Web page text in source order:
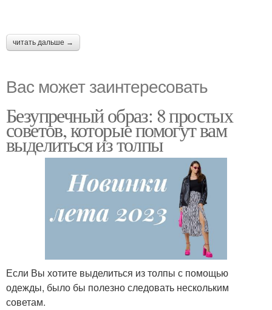
читать дальше →
Вас может заинтересовать
Безупречный образ: 8 простых
советов, которые помогут вам
выделиться из толпы
Если Вы хотите выделиться из толпы с помощью
одежды, было бы полезно следовать нескольким
советам.